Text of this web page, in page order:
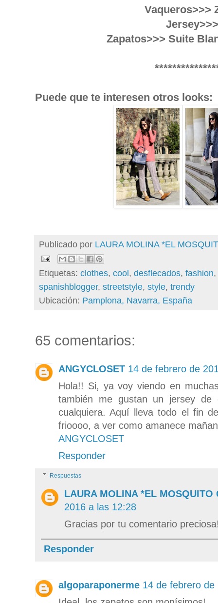
Vaqueros>>>
Zapatos>>> Suite
Puede que te interesen otros looks:
Publicado por LAURA MOLINA *EL
Etiquetas: clothes, cool, desflecados, fashion,
spanishblogger, streetstyle, style, trendy
Ubicación: Pamplona, Navarra, España
65 comentarios:
ANGYCLOSET 14 de febrero de
Hola!! Si, ya voy viendo en
también me gustan un jersey
cualquiera. Aquí lleva todo el fin
frioooo, a ver como amanece
ANGYCLOSET
Responder
Respuestas
LAURA MOLINA *EL MOSQUITO
2016 a las 12:28
Gracias por tu comentario
Responder
algoparaponerme 14 de febrero